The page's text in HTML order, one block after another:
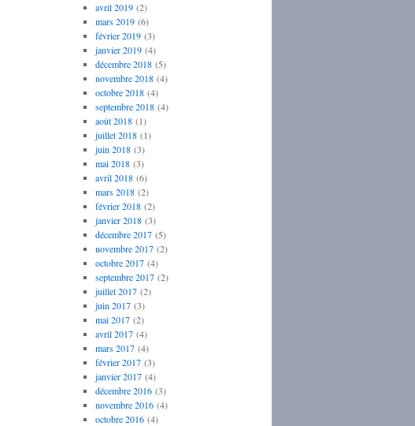
avril 2019(2)
mars 2019(6)
février 2019(3)
janvier 2019(4)
décembre 2018(5)
novembre 2018(4)
octobre 2018(4)
septembre 2018(4)
août 2018(1)
juillet 2018(1)
juin 2018(3)
mai 2018(3)
avril 2018(6)
mars 2018(2)
février 2018(2)
janvier 2018(3)
décembre 2017(5)
novembre 2017(2)
octobre 2017(4)
septembre 2017(2)
juillet 2017(2)
juin 2017(3)
mai 2017(2)
avril 2017(4)
mars 2017(4)
février 2017(3)
janvier 2017(4)
décembre 2016(3)
novembre 2016(4)
octobre 2016(4)